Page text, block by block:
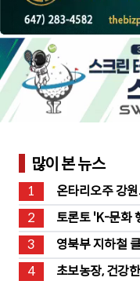
많이 본 뉴스
1
온타리오주 강
2
토론토 'K-문화
3
영북부 지하철
트리트 바뀐다”
4
초보농장, 건강